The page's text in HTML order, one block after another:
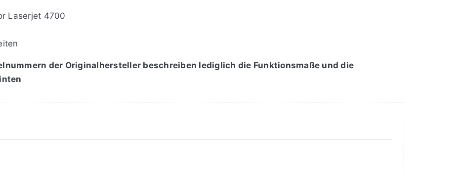
Laserjet 4700
der Originalhersteller beschreiben lediglich die Funktionsmaße und die